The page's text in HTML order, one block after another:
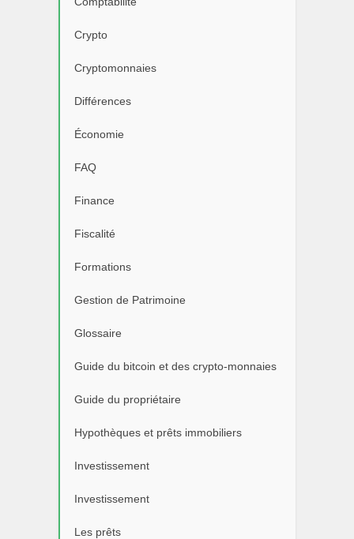
Crypto
Cryptomonnaies
Différences
Économie
FAQ
Finance
Fiscalité
Formations
Gestion de Patrimoine
Glossaire
Guide du bitcoin et des crypto-monnaies
Guide du propriétaire
Hypothèques et prêts immobiliers
Investissement
Investissement
Les prêts